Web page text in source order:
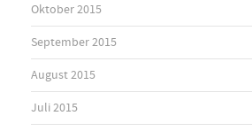
Oktober 2015
September 2015
August 2015
Juli 2015